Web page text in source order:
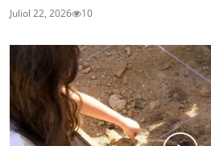
Juliol 22, 2026 10